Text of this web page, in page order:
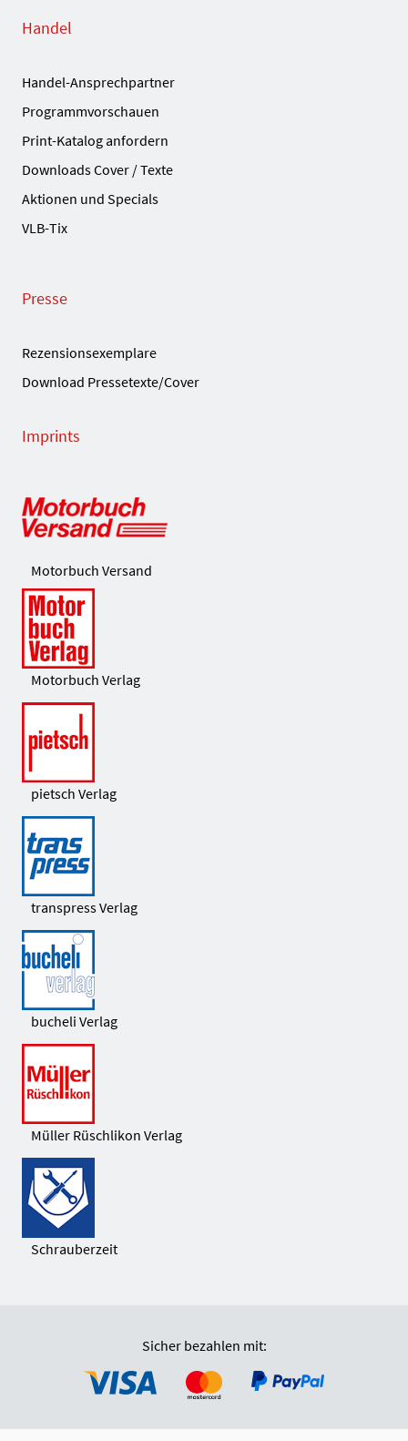
Handel
Handel-Ansprechpartner
Programmvorschauen
Print-Katalog anfordern
Downloads Cover / Texte
Aktionen und Specials
VLB-Tix
Presse
Rezensionsexemplare
Download Pressetexte/Cover
Imprints
Motorbuch Versand
Motorbuch Verlag
pietsch Verlag
transpress Verlag
bucheli Verlag
Müller Rüschlikon Verlag
Schrauberzeit
Sicher bezahlen mit: